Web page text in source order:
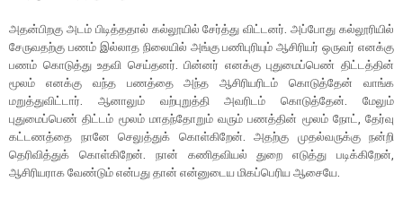
அதன்பிறகு அடம் பிடித்ததால் கல்லூயில் சேர்த்து விட்டனர். அப்போது கல்லூரியில்
சேருவதற்கு பணம் இல்லாத நிலையில் அங்கு பணிபுரியும் ஆசிரியர் ஒருவர் எனக்கு
பணம் கொடுத்து உதவி செய்தனர். பின்னர் எனக்கு புதுமைப்பெண் திட்டத்தின்
மூலம் எனக்கு வந்த பணத்தை அந்த ஆசிரியரிடம் கொடுத்தேன் வாங்க
மறுத்துவிட்டார். ஆனாலும் வற்புறுத்தி அவரிடம் கொடுத்தேன். மேலும்
புதுமைப்பெண் திட்டம் மூலம் மாதந்தோறும் வரும் பணத்தின் மூலம் நோட், தேர்வு
கட்டணத்தை நானே செலுத்துக் கொள்கிறேன். அதற்கு முதல்வருக்கு நன்றி
தெரிவித்துக் கொள்கிறேன். நான் கணிதவியல் துறை எடுத்து படிக்கிறேன்,
ஆசிரியராக வேண்டும் என்பது தான் என்னுடைய மிகப்பெரிய ஆசையே.